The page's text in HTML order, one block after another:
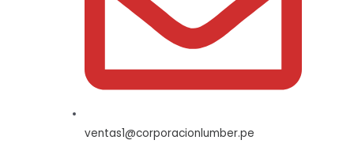
ventas1@corporacionlumber.pe